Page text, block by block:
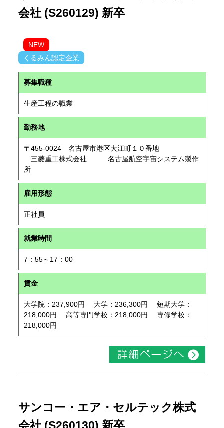
会社 (S260129) 新卒
NEW
くるみん認定企業
募集職種
生産工程の職業
勤務地
〒455-0024 名古屋市港区大江町１０番地
三菱重工株式会社 名古屋航空宇宙システム製作
所
雇用形態
正社員
就業時間
7：55～17：00
賃金
大学院：237,900円 大学：236,300円 短期大学：
218,000円 高等専門学校：218,000円 専修学校：
218,000円
サンコー・エア・セルテック株式